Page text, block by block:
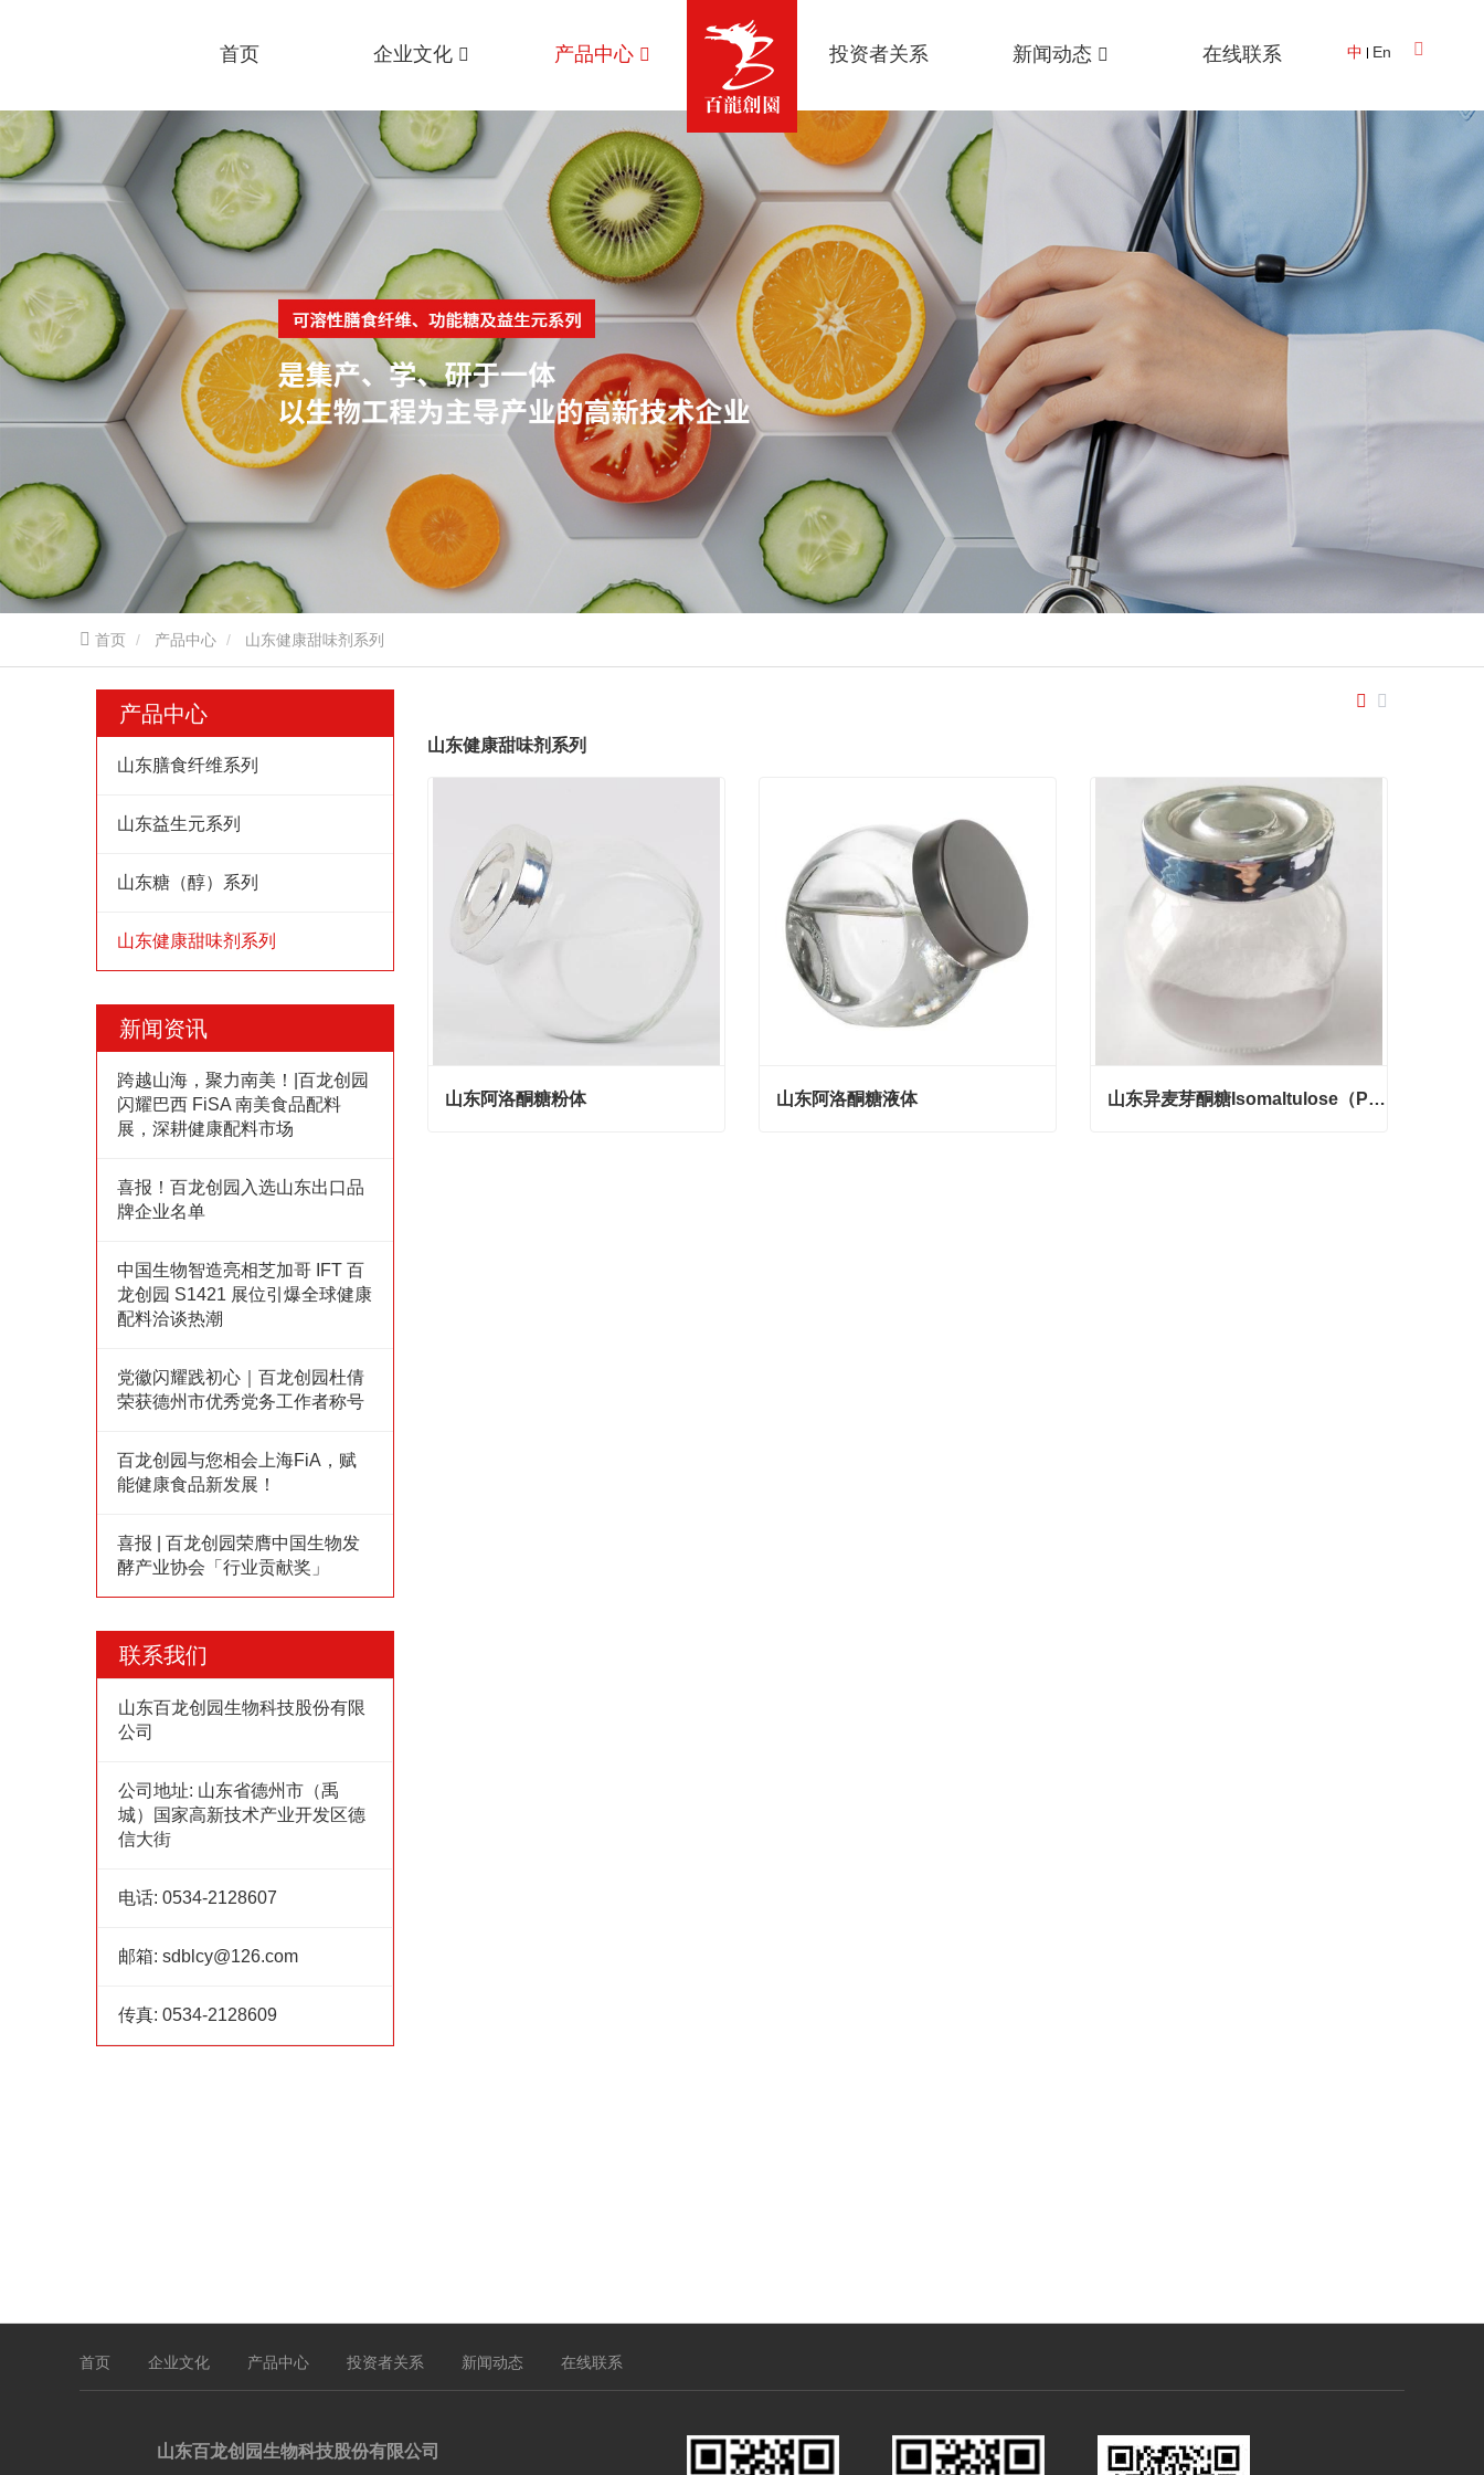
首页 企业文化 产品中心 投资者关系 新闻动态 在线联系 中 En
首页 产品中心 山东健康甜味剂系列
产品中心
山东膳食纤维系列
山东益生元系列
山东糖（醇）系列
山东健康甜味剂系列
新闻资讯
跨越山海，聚力南美！|百龙创园
闪耀巴西 FiSA 南美食品配料
展，深耕健康配料市场
喜报！百龙创园入选山东出口品
牌企业名单
中国生物智造亮相芝加哥 IFT 百
龙创园 S1421 展位引爆全球健康
配料洽谈热潮
党徽闪耀践初心｜百龙创园杜倩
荣获德州市优秀党务工作者称号
百龙创园与您相会上海FiA，赋
能健康食品新发展！
喜报 | 百龙创园荣膺中国生物发
酵产业协会「行业贡献奖」
联系我们
山东百龙创园生物科技股份有限
公司
公司地址: 山东省德州市（禹
城）国家高新技术产业开发区德
信大街
电话: 0534-2128607
邮箱: sdblcy@126.com
传真: 0534-2128609
山东健康甜味剂系列
山东阿洛酮糖粉体 山东阿洛酮糖液体 山东异麦芽酮糖Isomaltulose（Palatinose）
首页 企业文化 产品中心 投资者关系 新闻动态 在线联系
山东百龙创园生物科技股份有限公司